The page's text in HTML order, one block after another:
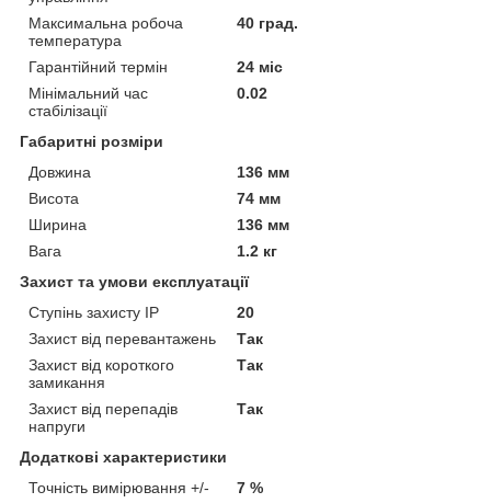
Максимальна робоча
температура
40 град.
Гарантійний термін
24 міс
Мінімальний час
стабілізації
0.02
Габаритні розміри
Довжина
136 мм
Висота
74 мм
Ширина
136 мм
Вага
1.2 кг
Захист та умови експлуатації
Ступінь захисту IP
20
Захист від перевантажень
Так
Захист від короткого
замикання
Так
Захист від перепадів
напруги
Так
Додаткові характеристики
Точність вимірювання +/-
7 %